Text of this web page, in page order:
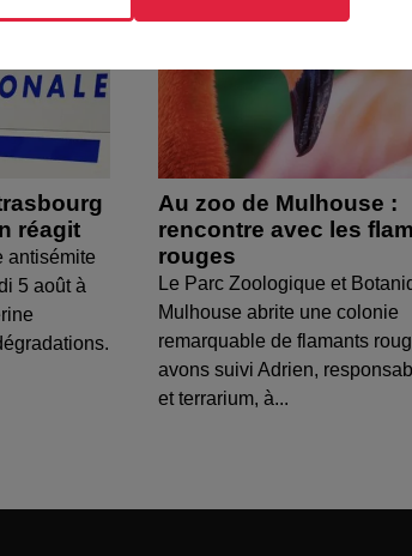
réagit
antisémite
5 août à
Au zoo de Mulhouse :
rencontre avec les
rouges
Le Parc Zoologique et
Mulhouse abrite une colonie
remarquable de flamants
avons suivi Adrien,
et terrarium, à...